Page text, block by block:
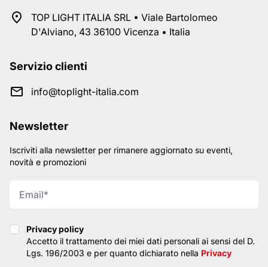
TOP LIGHT ITALIA SRL • Viale Bartolomeo
D'Alviano, 43 36100 Vicenza • Italia
Servizio clienti
info@toplight-italia.com
Newsletter
Iscriviti alla newsletter per rimanere aggiornato su eventi,
novità e promozioni
Privacy policy
Privacy policy
Accetto il trattamento dei miei dati personali ai sensi del D.
Lgs. 196/2003 e per quanto dichiarato nella Privacy